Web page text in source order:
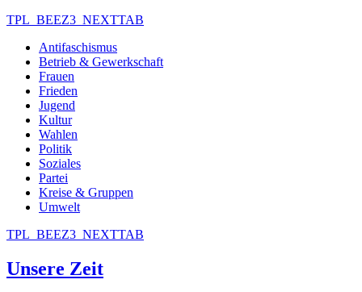
TPL_BEEZ3_NEXTTAB
Antifaschismus
Betrieb & Gewerkschaft
Frauen
Frieden
Jugend
Kultur
Wahlen
Politik
Soziales
Partei
Kreise & Gruppen
Umwelt
TPL_BEEZ3_NEXTTAB
Unsere Zeit